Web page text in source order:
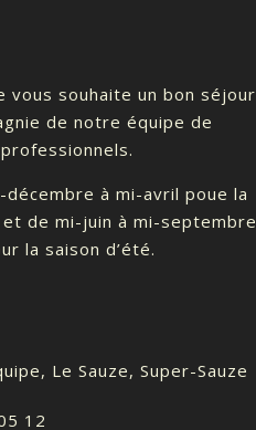
vous souhaite un bon séjour
de notre équipe de
professionnels.
à mi-avril poue la
et de mi-juin à mi-septembre
la saison d’été.
Le Sauze, Super-Sauze
12